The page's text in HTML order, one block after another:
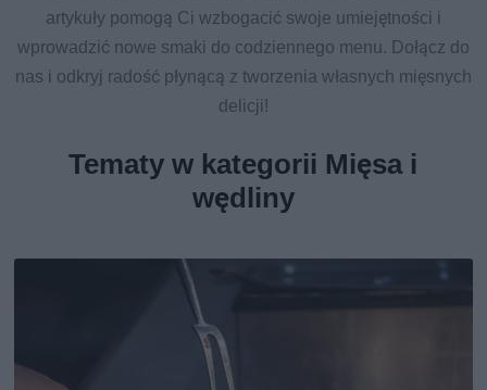
artykuły pomogą Ci wzbogacić swoje umiejętności i
wprowadzić nowe smaki do codziennego menu. Dołącz do
nas i odkryj radość płynącą z tworzenia własnych mięsnych
delicji!
Tematy w kategorii Mięsa i
wędliny